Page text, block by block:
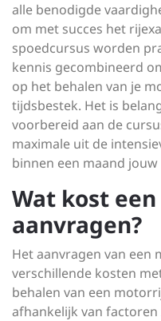
alle benodigde
om met succes het
spoedcursus worden
kennis gecombineerd
op het behalen van je
tijdsbestek. Het is
voorbereid aan de
maximale uit de
binnen een maand
Wat kost
aanvragen?
Het aanvragen van
verschillende kosten
behalen van een
afhankelijk van